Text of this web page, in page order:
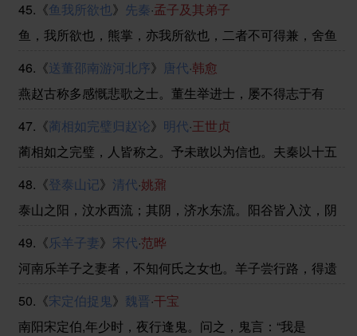
塞，出入之迂也。聚室而谋曰：“吾与汝毕力平险，指通豫
南，达于汉阴，可乎？”杂然相许。其妻献疑曰：“以君 ......
45.《鱼我所欲也》 先秦·孟子及其弟子
鱼，我所欲也，熊掌，亦我所欲也，二者不可得兼，舍鱼
不可得兼，舍生而取义者也。生亦我所欲，所欲有甚于生
者，故不为苟得也。死亦我所恶，所恶有甚于死者，故患
......
46.《送董邵南游河北序》 唐代·韩愈
燕赵古称多感慨悲歌之士。董生举进士，屡不得志于有
哉！夫以子之不遇时，苟慕义强仁者皆爱惜焉。矧燕赵之
士出乎其性者哉！然吾尝闻风俗与化移易，吾恶知其今不
异 ......
47.《蔺相如完璧归赵论》 明代·王世贞
蔺相如之完璧，人皆称之。予未敢以为信也。夫秦以十五
窥赵也。赵得其情则弗予，不得其情则予；得其情而畏之
则予，得其情而弗畏之则弗予。此两言决耳，奈之何既畏
......
48.《登泰山记》 清代·姚鼐
泰山之阳，汶水西流；其阴，济水东流。阳谷皆入汶，阴
城南十五里。余以乾隆三十九年十二月，自京师乘风雪，
历齐河、长清，穿泰山西北谷，越长城之限，至于泰安。
......
49.《乐羊子妻》 宋代·范晔
河南乐羊子之妻者，不知何氏之女也。羊子尝行路，得遗
者不受嗟来之食，况拾遗求利,以污其行乎！”羊子大惭，乃
捐金于野，而远寻师学。一年来归，妻跪问其故 ......
50.《宋定伯捉鬼》 魏晋·干宝
南阳宋定伯,年少时，夜行逢鬼。问之，鬼言：“我是